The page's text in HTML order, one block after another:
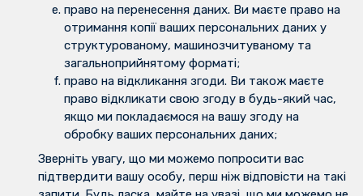
право на перенесення даних. Ви маєте право на
отримання копії ваших персональних даних у
структурованому, машинозчитуваному та
загальноприйнятому форматі;
право на відкликання згоди. Ви також маєте
право відкликати свою згоду в будь-який час,
якщо ми покладаємося на вашу згоду на
обробку ваших персональних даних;
Зверніть увагу, що ми можемо попросити вас
підтвердити вашу особу, перш ніж відповісти на такі